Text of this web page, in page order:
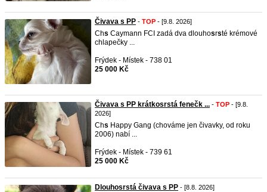
Čivava s PP - TOP - [9.8. 2026]
Chs Caymann FCI zadá dva dlouhosrsté krémové
chlapečky ...
Frýdek - Místek - 738 01
25 000 Kč
Čivava s PP krátkosrstá fenečk ... - TOP - [9.8.
2026]
Chs Happy Gang (chováme jen čivavky, od roku
2006) nabí ...
Frýdek - Místek - 739 61
25 000 Kč
Dlouhosrstá čivava s PP - [8.8. 2026]